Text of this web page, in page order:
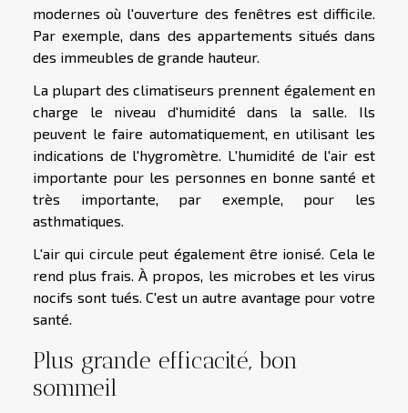
modernes où l'ouverture des fenêtres est difficile.
Par exemple, dans des appartements situés dans
des immeubles de grande hauteur.
La plupart des climatiseurs prennent également en
charge le niveau d'humidité dans la salle. Ils
peuvent le faire automatiquement, en utilisant les
indications de l'hygromètre. L'humidité de l'air est
importante pour les personnes en bonne santé et
très importante, par exemple, pour les
asthmatiques.
L'air qui circule peut également être ionisé. Cela le
rend plus frais. À propos, les microbes et les virus
nocifs sont tués. C'est un autre avantage pour votre
santé.
Plus grande efficacité, bon
sommeil